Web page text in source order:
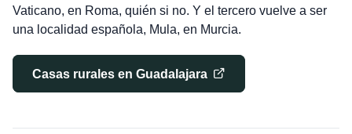
Vaticano, en Roma, quién si no. Y el tercero vuelve a ser
una localidad española, Mula, en Murcia.
Casas rurales en Guadalajara